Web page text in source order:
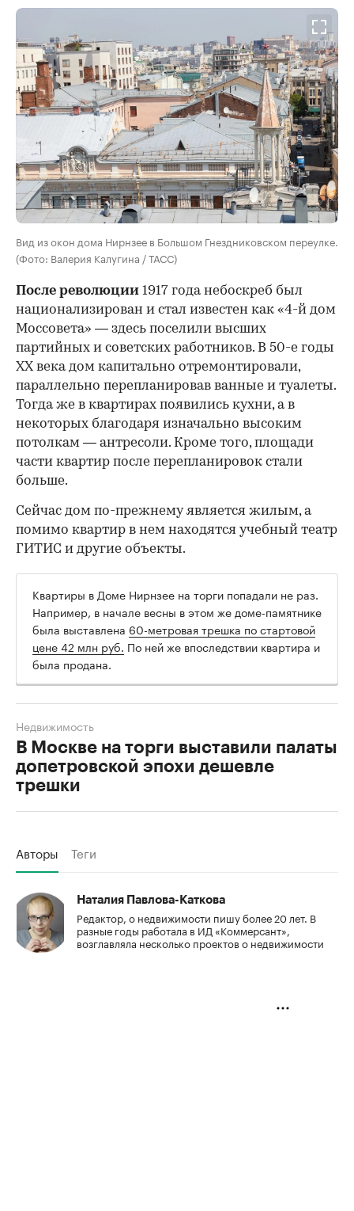
Вид из окон дома Нирнзее в Большом Гнездниковском переулке.
(Фото: Валерия Калугина / ТАСС)
После революции 1917 года небоскреб был
национализирован и стал известен как «4-й дом
Моссовета» — здесь поселили высших
партийных и советских работников. В 50-е годы
ХХ века дом капитально отремонтировали,
параллельно перепланировав ванные и туалеты.
Тогда же в квартирах появились кухни, а в
некоторых благодаря изначально высоким
потолкам — антресоли. Кроме того, площади
части квартир после перепланировок стали
больше.
Сейчас дом по-прежнему является жилым, а
помимо квартир в нем находятся учебный театр
ГИТИС и другие объекты.
Квартиры в Доме Нирнзее на торги попадали не раз.
Например, в начале весны в этом же доме-памятнике
была выставлена 60-метровая трешка по стартовой
цене 42 млн руб. По ней же впоследствии квартира и
была продана.
В Москве на торги выставили палаты
допетровской эпохи дешевле
трешки
Недвижимость
Авторы Теги
Наталия Павлова-Каткова
Редактор, о недвижимости пишу более 20 лет. В
разные годы работала в ИД «Коммерсант»,
возглавляла несколько проектов о недвижимости